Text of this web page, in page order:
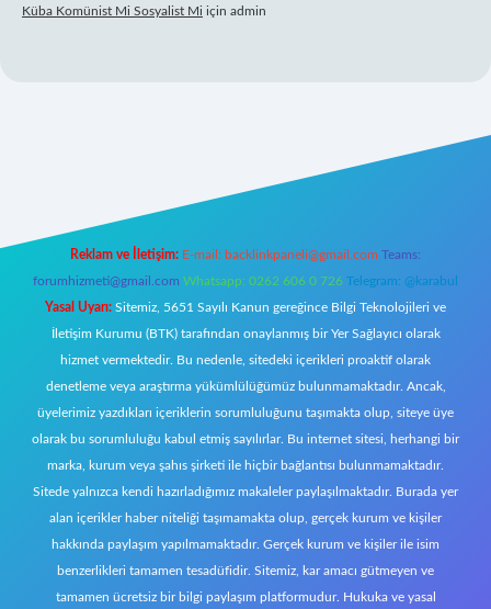
Küba Komünist Mi Sosyalist Mi için admin
Reklam ve İletişim: E-mail: backlinkpaneli@gmail.com Teams:
forumhizmeti@gmail.com Whatsapp: 0262 606 0 726 Telegram: @karabul
Yasal Uyarı: Sitemiz, 5651 Sayılı Kanun gereğince Bilgi Teknolojileri ve
İletişim Kurumu (BTK) tarafından onaylanmış bir Yer Sağlayıcı olarak
hizmet vermektedir. Bu nedenle, sitedeki içerikleri proaktif olarak
denetleme veya araştırma yükümlülüğümüz bulunmamaktadır. Ancak,
üyelerimiz yazdıkları içeriklerin sorumluluğunu taşımakta olup, siteye üye
olarak bu sorumluluğu kabul etmiş sayılırlar. Bu internet sitesi, herhangi bir
marka, kurum veya şahıs şirketi ile hiçbir bağlantısı bulunmamaktadır.
Sitede yalnızca kendi hazırladığımız makaleler paylaşılmaktadır. Burada yer
alan içerikler haber niteliği taşımamakta olup, gerçek kurum ve kişiler
hakkında paylaşım yapılmamaktadır. Gerçek kurum ve kişiler ile isim
benzerlikleri tamamen tesadüfidir. Sitemiz, kar amacı gütmeyen ve
tamamen ücretsiz bir bilgi paylaşım platformudur. Hukuka ve yasal